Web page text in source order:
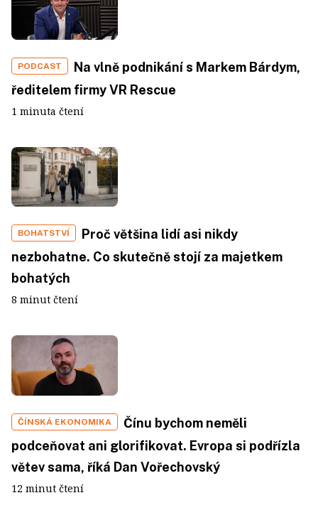
PODCAST
Na vlně podnikání s Markem Bárdym,
ředitelem firmy VR Rescue
1 minuta čtení
BOHATSTVÍ
Proč většina lidí asi nikdy
nezbohatne. Co skutečně stojí za majetkem
bohatých
8 minut čtení
ČÍNSKÁ EKONOMIKA
Čínu bychom neměli
podceňovat ani glorifikovat. Evropa si podřízla
větev sama, říká Dan Vořechovský
12 minut čtení